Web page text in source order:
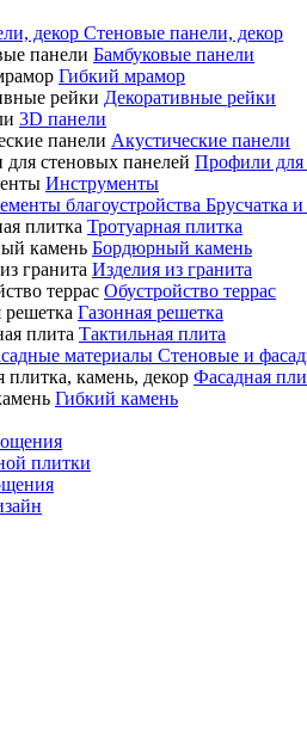
Стеновые панели, декор
Бамбуковые панели
Гибкий мрамор
Декоративные рейки
3D панели
Акустические панели
Профили для
Инструменты
Брусчатка
Тротуарная плитка
Бордюрный камень
Изделия из гранита
Обустройство террас
Газонная решетка
Тактильная плита
Стеновые и
Фасадная
Гибкий камень
плитки